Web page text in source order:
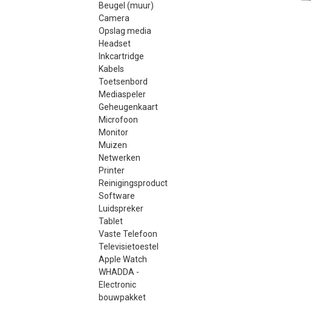
Beugel (muur)
Camera
Opslag media
Headset
Inkcartridge
Kabels
Toetsenbord
Mediaspeler
Geheugenkaart
Microfoon
Monitor
Muizen
Netwerken
Printer
Reinigingsproduct
Software
Luidspreker
Tablet
Vaste Telefoon
Televisietoestel
Apple Watch
WHADDA -
Electronic
bouwpakket